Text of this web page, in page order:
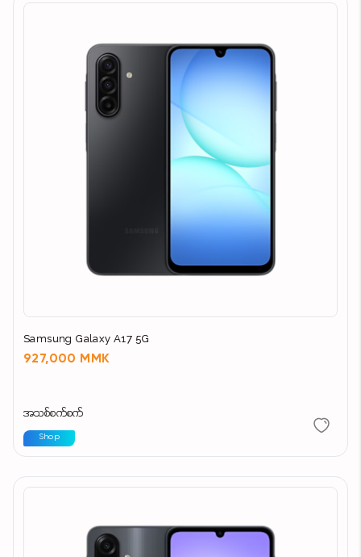
Samsung Galaxy A17 5G
927,000 MMK
အသစ်စက်စက်
Shop